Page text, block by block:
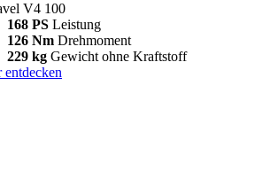
V4 100
168 PS Leistung
126 Nm Drehmoment
229 kg Gewicht ohne Kraftstoff
entdecken